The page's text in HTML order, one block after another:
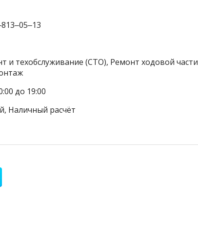
и техобслуживание (СТО), Ремонт ходовой части
до 19:00
Наличный расчёт